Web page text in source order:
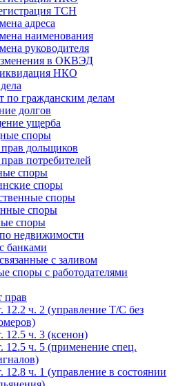
ТСН
адреса
наименования
руководителя
в ОКВЭД
НКО
по гражданским делам
долгов
ущерба
споры
дольщиков
потребителей
споры
споры
споры
споры
споры
недвижимости
банками
с заливом
споры с работодателями
прав
12.2 ч. 2 (управление Т/С без
12.5 ч. 3 (ксенон)
12.5 ч. 5 (применение спец.
12.8 ч. 1 (управление в состоянии